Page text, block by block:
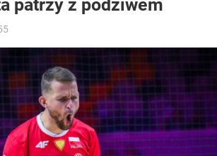
patrzy z podziwem